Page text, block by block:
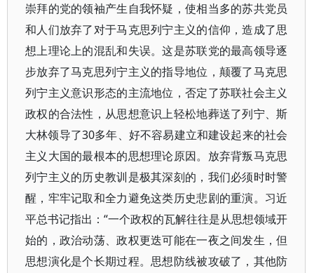
崇拜的党的领袖产生自我怀疑，使相当多的苏共党员
和人们放弃了对于马克思列宁主义的信仰，造成了思
想上理论上的混乱和失误。这是苏联党的最高领导逐
步放弃了马克思列宁主义的指导地位，颠覆了马克思
列宁主义意识形态的主流地位，否定了苏联社会主义
政权的合法性，从思想意识上轻松地葬送了列宁、斯
大林领导了30多年、好不容易建立和建设起来的社会
主义大国的最根本的思想理论原因。放弃背叛马克思
列宁主义的历史教训是极其深刻的，我们必须时时警
醒，牢牢记取和全力避免这类历史悲剧的重演。习近
平总书记指出：“一个政权的瓦解往往是从思想领域开
始的，政治动荡、政权更迭可能在一夜之间发生，但
思想演化是个长期过程。思想防线被攻破了，其他防